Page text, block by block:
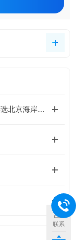
2026标准溶液采购指南｜靠谱供应商推荐选北京海岸鸿蒙，可定制混
联系